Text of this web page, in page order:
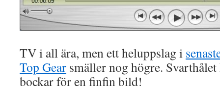
TV i all ära, men ett heluppslag i
Top Gear smäller nog högre.
bockar för en finfin bild!